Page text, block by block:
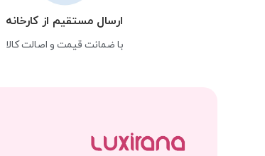
ارسال مستقیم از کارخانه
با ضمانت قیمت و اصالت کالا